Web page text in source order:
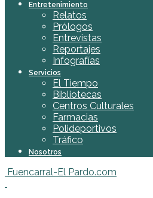
Entretenimiento
Relatos
Prólogos
Entrevistas
Reportajes
Infografías
Servicios
El Tiempo
Bibliotecas
Centros Culturales
Farmacias
Polideportivos
Tráfico
Nosotros
Fuencarral-El Pardo.com